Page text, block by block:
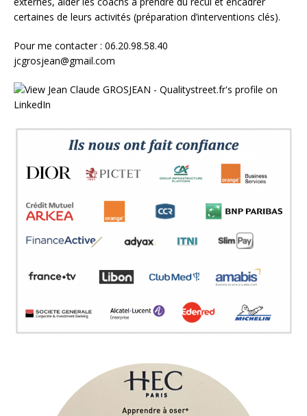
certaines de leurs activités (préparation d’interventions clés).
Pour me contacter : 06.20.98.58.40
jcgrosjean@gmail.com